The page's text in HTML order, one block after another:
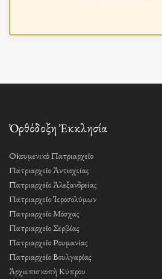
Ὀρθόδοξη Ἐκκλησία
Οἰκουμενικὸ Πατριαρχεῖο
Πατριαρχεῖο Ἀντιοχείας
Πατριαρχεῖο Ἀλεξανδρείας
Πατριαρχεῖο Ἱεροσολύμων
Πατριαρχεῖο Μόσχας
Πατριαρχεῖο Σερβίας
Πατριαρχεῖο Ρουμανίας
Πατριαρχεῖο Βουλγαρίας
Ἀρχιεπισκοπὴ Κύπρου